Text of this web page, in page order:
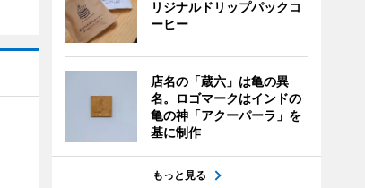
リジナルドリップパックコ
ーヒー
店名の「蔵六」は亀の異
名。ロゴマークはインドの
亀の神「アクーパーラ」を
基に制作
もっと見る